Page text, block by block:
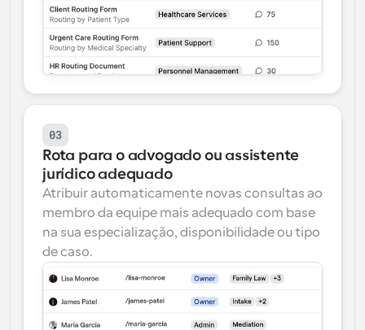
03
Rota para o advogado ou assistente
jurídico adequado
Atribuir automaticamente novas consultas ao
membro da equipe mais adequado com base
na sua especialização, disponibilidade ou tipo
de caso.